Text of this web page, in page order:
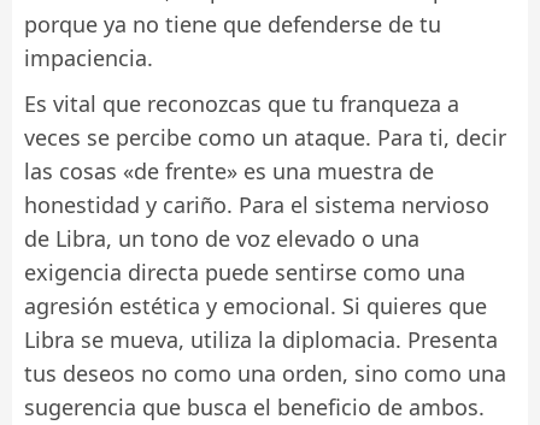
porque ya no tiene que defenderse de tu
impaciencia.
Es vital que reconozcas que tu franqueza a
veces se percibe como un ataque. Para ti, decir
las cosas «de frente» es una muestra de
honestidad y cariño. Para el sistema nervioso
de Libra, un tono de voz elevado o una
exigencia directa puede sentirse como una
agresión estética y emocional. Si quieres que
Libra se mueva, utiliza la diplomacia. Presenta
tus deseos no como una orden, sino como una
sugerencia que busca el beneficio de ambos.